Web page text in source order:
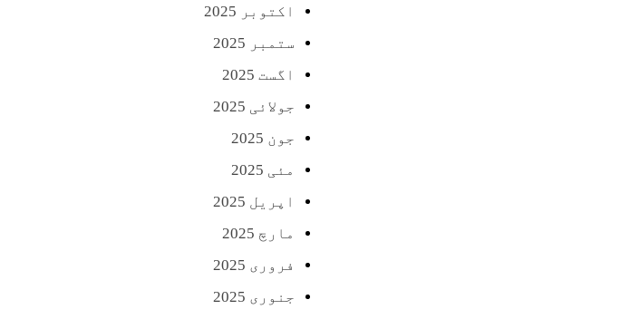
اکتوبر 2025
ستمبر 2025
اگست 2025
جولائی 2025
جون 2025
مئی 2025
اپریل 2025
مارچ 2025
فروری 2025
جنوری 2025